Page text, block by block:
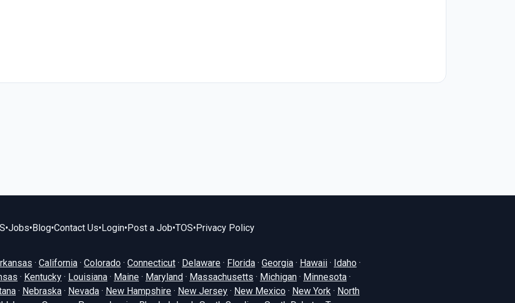
•Jobs•Blog•Contact Us•Login•Post a Job•TOS•Privacy Policy
· California · Colorado · Connecticut · Delaware · Florida · Georgia · Hawaii · Idaho ·
· Kentucky · Louisiana · Maine · Maryland · Massachusetts · Michigan · Minnesota ·
· Nebraska · Nevada · New Hampshire · New Jersey · New Mexico · New York · North